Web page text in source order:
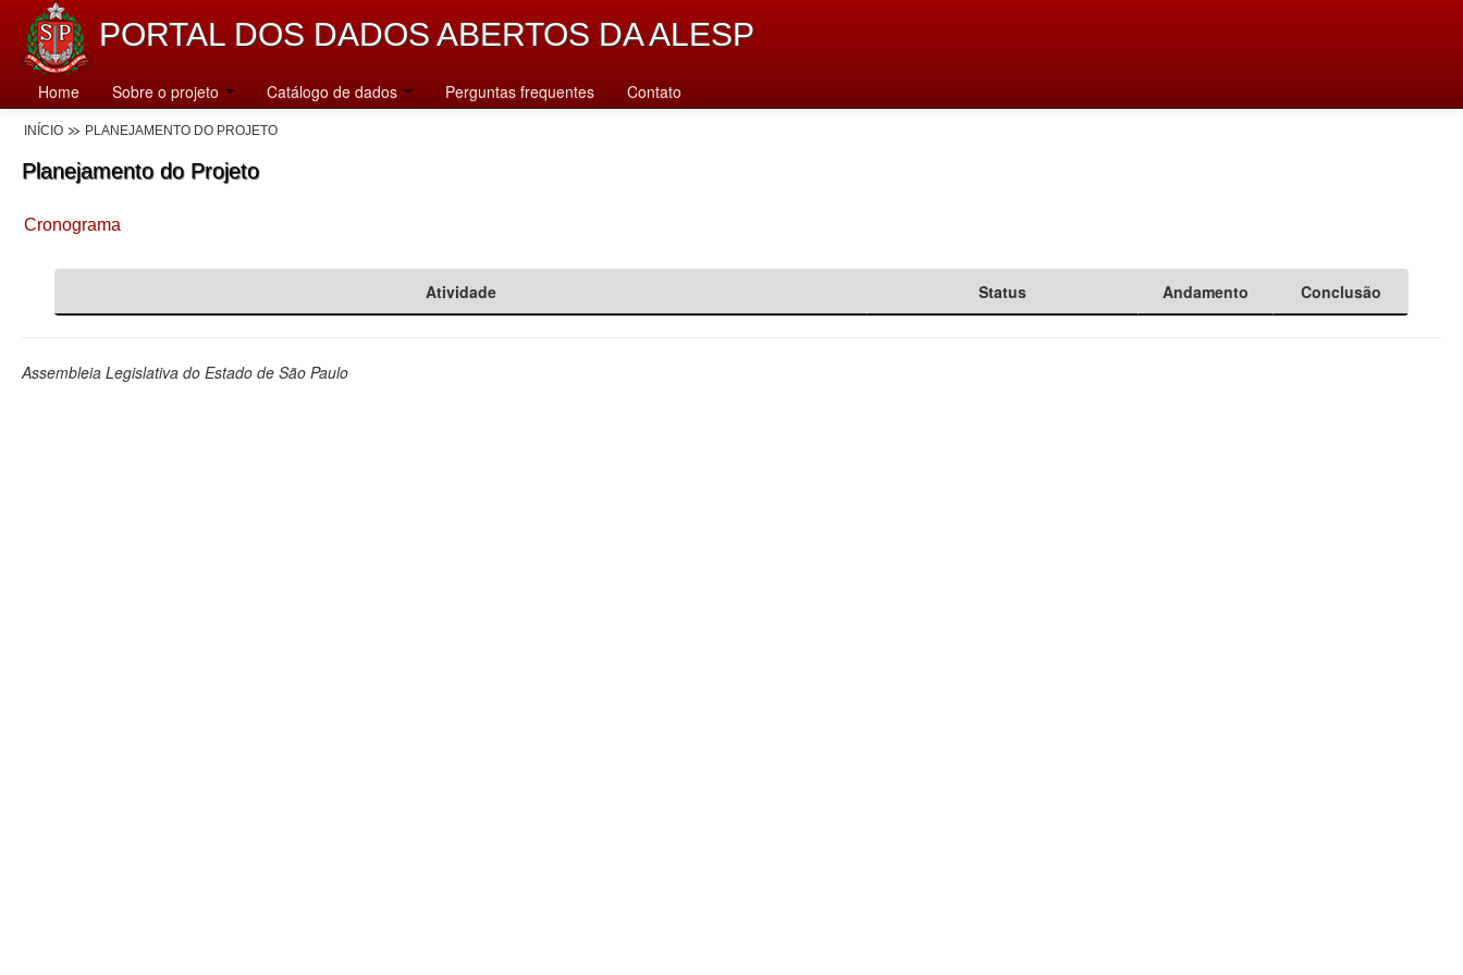
PORTAL DOS DADOS ABERTOS DA ALESP
Home Sobre o projeto Catálogo de dados Perguntas frequentes Contato
INÍCIO PLANEJAMENTO DO PROJETO
Planejamento do Projeto
Cronograma
Atividade Status Andamento Conclusão
Assembleia Legislativa do Estado de São Paulo